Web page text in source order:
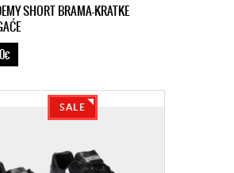
SHORT BRAMA-KRATKE
SALE